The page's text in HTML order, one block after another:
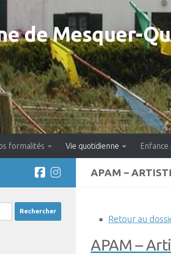
de Mesquer-
formalités Vie quotidienne Enfance
APAM –
Retour au
APAM –